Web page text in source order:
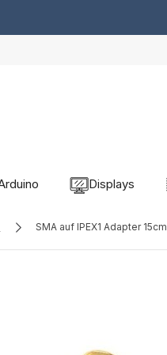
Displays
SMA auf IPEX1 Adapter 15cm